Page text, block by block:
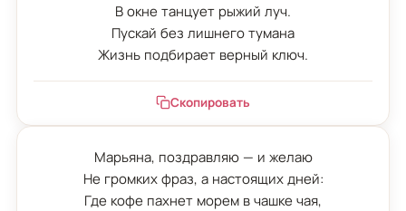
В окне танцует рыжий луч.
Пускай без лишнего тумана
Жизнь подбирает верный ключ.
Скопировать
Марьяна, поздравляю — и желаю
Не громких фраз, а настоящих дней:
Где кофе пахнет морем в чашке чая,